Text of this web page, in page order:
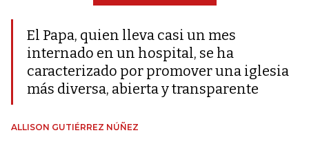
El Papa, quien lleva casi un mes
internado en un hospital, se ha
caracterizado por promover una iglesia
más diversa, abierta y transparente
ALLISON GUTIÉRREZ NÚÑEZ